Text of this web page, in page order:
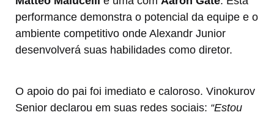
performance demonstra o potencial da equipe e o
ambiente competitivo onde Alexandr Junior
desenvolverá suas habilidades como diretor.
O apoio do pai foi imediato e caloroso. Vinokurov
Senior declarou em suas redes sociais: “Estou